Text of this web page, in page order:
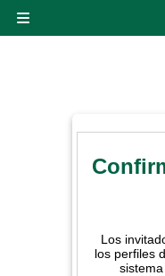
Los
los perfiles